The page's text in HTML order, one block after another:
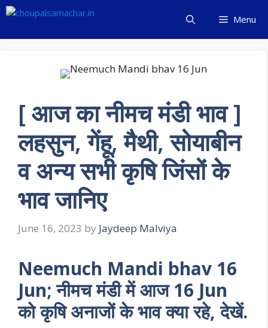
Skip
content
Menu
[ आज का नीमच मंडी भाव ]
लहसुन, गेंहू, मैथी, सोयाबीन
व अन्य सभी कृषि जिंसों के
भाव जानिए
June 16, 2023 by Jaydeep Malviya
Neemuch Mandi bhav 16
Jun; नीमच मंडी में आज 16 Jun
को कृषि अनाजों के भाव क्या रहे, देखें.